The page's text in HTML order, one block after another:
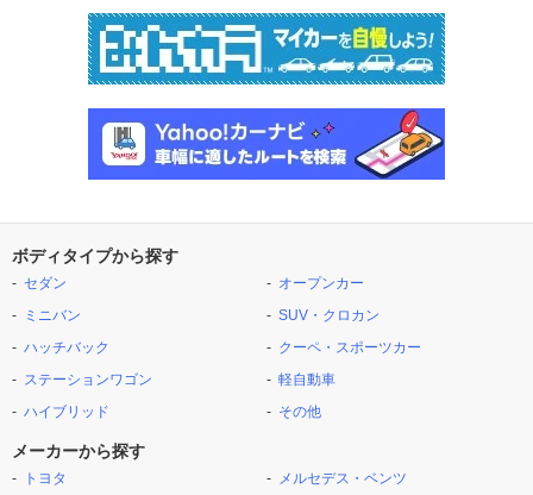
ボディタイプから探す
セダン
ミニバン
ハッチバック
ステーションワゴン
ハイブリッド
オープンカー
SUV・クロカン
クーペ・スポーツカー
軽自動車
その他
メーカーから探す
トヨタ
メルセデス・ベンツ